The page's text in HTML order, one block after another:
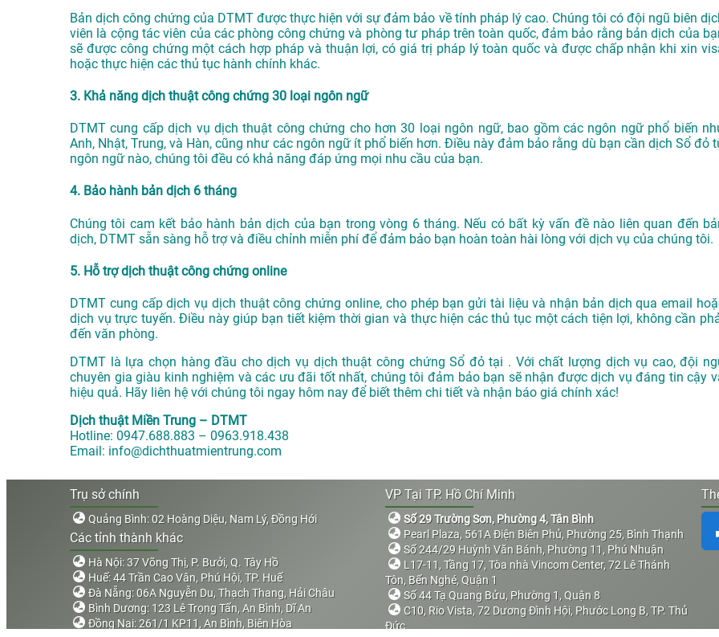
Bản dịch công chứng của DTMT được thực hiện với sự đảm bảo về tính pháp lý cao. Chúng tôi có đội ngũ biên
viên là cộng tác viên của các phòng công chứng và phòng tư pháp trên toàn quốc, đảm bảo rằng bản dịch của
sẽ được công chứng một cách hợp pháp và thuận lợi, có giá trị pháp lý toàn quốc và được chấp nhận khi xin
hoặc thực hiện các thủ tục hành chính khác.
3. Khả năng dịch thuật công chứng 30 loại ngôn ngữ
DTMT cung cấp dịch vụ dịch thuật công chứng cho hơn 30 loại ngôn ngữ, bao gồm các ngôn ngữ phổ biến
Anh, Nhật, Trung, và Hàn, cũng như các ngôn ngữ ít phổ biến hơn. Điều này đảm bảo rằng dù bạn cần dịch Sổ đỏ
ngôn ngữ nào, chúng tôi đều có khả năng đáp ứng mọi nhu cầu của bạn.
4. Bảo hành bản dịch 6 tháng
Chúng tôi cam kết bảo hành bản dịch của bạn trong vòng 6 tháng. Nếu có bất kỳ vấn đề nào liên quan đến
dịch, DTMT sẵn sàng hỗ trợ và điều chỉnh miễn phí để đảm bảo bạn hoàn toàn hài lòng với dịch vụ của chúng tôi.
5. Hỗ trợ dịch thuật công chứng online
DTMT cung cấp dịch vụ dịch thuật công chứng online, cho phép bạn gửi tài liệu và nhận bản dịch qua email
dịch vụ trực tuyến. Điều này giúp bạn tiết kiệm thời gian và thực hiện các thủ tục một cách tiện lợi, không cần
đến văn phòng.
DTMT là lựa chọn hàng đầu cho dịch vụ dịch thuật công chứng Sổ đỏ tại . Với chất lượng dịch vụ cao, đội
chuyên gia giàu kinh nghiệm và các ưu đãi tốt nhất, chúng tôi đảm bảo bạn sẽ nhận được dịch vụ đáng tin cậy
hiệu quả. Hãy liên hệ với chúng tôi ngay hôm nay để biết thêm chi tiết và nhận báo giá chính xác!
Dịch thuật Miền Trung – DTMT
Hotline: 0947.688.883 – 0963.918.438
Email: info@dichthuatmientrung.com
Trụ sở chính
Quảng Bình: 02 Hoàng Diệu, Nam Lý, Đồng Hới
Các tỉnh thành khác
Hà Nội: 37 Võng Thị, P. Bưởi, Q. Tây Hồ
Huế: 44 Trần Cao Vân, Phú Hội, TP. Huế
Đà Nẵng: 06A Nguyễn Du, Thạch Thang, Hải Châu
Bình Dương: 123 Lê Trọng Tấn, An Bình, Dĩ An
Đồng Nai: 261/1 KP11, An Bình, Biên Hòa
VP Tại TP. Hồ Chí Minh
Số 29 Trường Sơn, Phường 4, Tân Bình
Pearl Plaza, 561A Điện Biên Phủ, Phường 25, Bình Thạnh
Số 244/29 Huỳnh Văn Bánh, Phường 11, Phú Nhuận
L17-11, Tầng 17, Tòa nhà Vincom Center, 72 Lê Thánh
Tôn, Bến Nghé, Quận 1
Số 44 Tạ Quang Bửu, Phường 1, Quận 8
C10, Rio Vista, 72 Dương Đình Hội, Phước Long B, TP. Thủ
Đức